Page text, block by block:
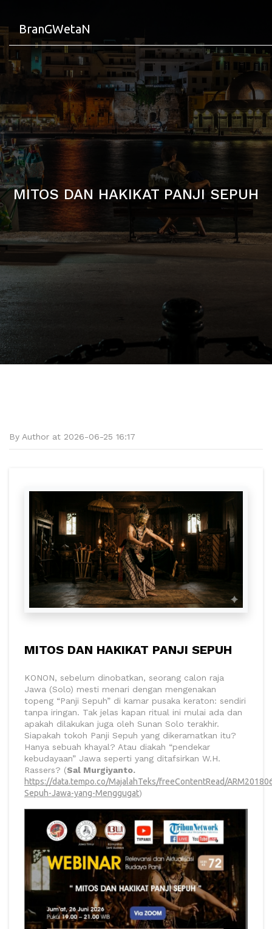
BranGWetaN
MITOS DAN HAKIKAT PANJI SEPUH
By Author at 2026-06-25 16:17
MITOS DAN HAKIKAT PANJI SEPUH
KONON, sebelum dinobatkan, seorang calon raja
Jawa (Solo) mesti menari dengan mengenakan
topeng “Panji Sepuh” di kamar pusaka keraton: sendiri
tanpa iringan. Tak jelas kapan ritual ini mulai ada dan
apakah dilakukan juga oleh Sunan Solo terakhir.
Siapakah tokoh Panji Sepuh yang dikeramatkan itu?
Hanya sebuah khayal? Atau diakah “pendekar
kebudayaan” Jawa seperti yang ditafsirkan W.H.
Rassers? (Sal Murgiyanto.
https://data.tempo.co/MajalahTeks/freeContentRead/
Sepuh-Jawa-yang-Menggugat)